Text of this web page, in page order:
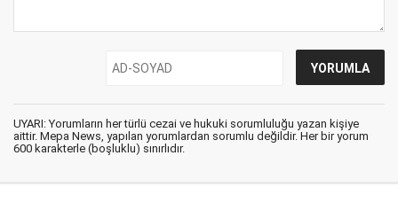
UYARI: Yorumların her türlü cezai ve hukuki sorumluluğu yazan kişiye
aittir. Mepa News, yapılan yorumlardan sorumlu değildir. Her bir yorum
600 karakterle (boşluklu) sınırlıdır.